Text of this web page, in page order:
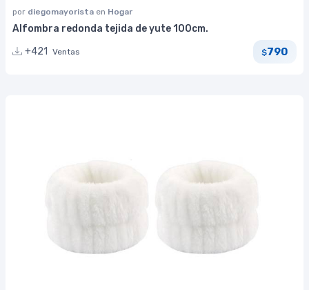
por diegomayorista en Hogar
Alfombra redonda tejida de yute 100cm.
+421 Ventas $790